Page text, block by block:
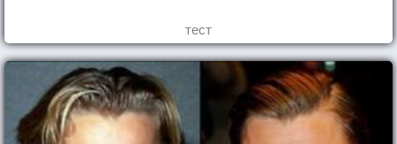
тест